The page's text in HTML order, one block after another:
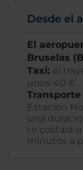
Desde el
El
Bruselas
Taxi: el
unos 40 €.
Estación
una
te costará
minutos a